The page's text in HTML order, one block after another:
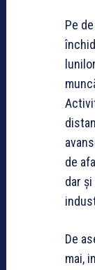
Pe
de
dar
De
mai,